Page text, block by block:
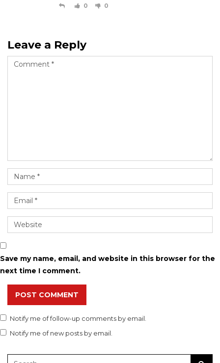
0 0
Leave a Reply
Save my name, email, and website in this browser for the
next time I comment.
POST COMMENT
Notify me of follow-up comments by email.
Notify me of new posts by email.